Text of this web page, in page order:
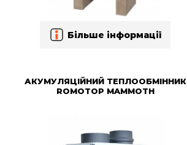
Більше інформації
АКУМУЛЯЦІЙНИЙ ТЕПЛООБМІННИК
ROMOTOP MAMMOTH